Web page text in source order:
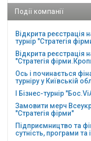
Події компанії
Відкрита реєстрація
турнір "Стратегія
Відкрита реєстрація
"Стратегія
Ось і починається
турніру у Київській
І Бізнес-турнір
Замовити мерч
"Стратегія фірми"
Підприємництво та
сутність, програми